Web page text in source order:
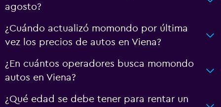
agosto?
¿Cuándo actualizó momondo por última
vez los precios de autos en Viena?
¿En cuántos operadores busca momondo
autos en Viena?
¿Qué edad se debe tener para rentar un